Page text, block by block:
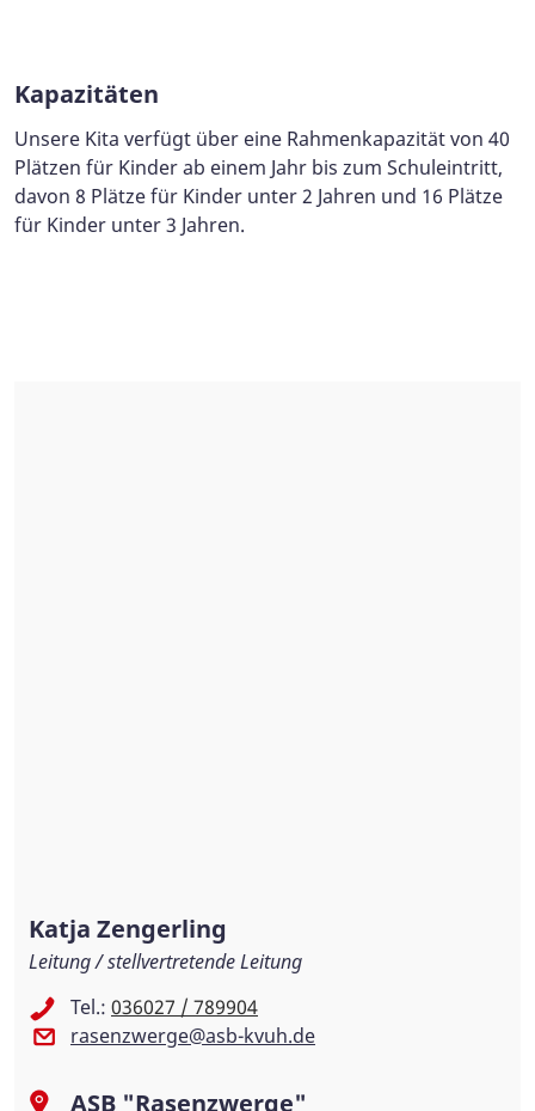
Kapazitäten
Unsere Kita verfügt über eine Rahmenkapazität von 40
Plätzen für Kinder ab einem Jahr bis zum Schuleintritt,
davon 8 Plätze für Kinder unter 2 Jahren und 16 Plätze
für Kinder unter 3 Jahren.
Katja Zengerling
Leitung / stellvertretende Leitung
Tel.: 036027 / 789904
rasenzwerge@asb-kvuh.de
ASB "Rasenzwerge"